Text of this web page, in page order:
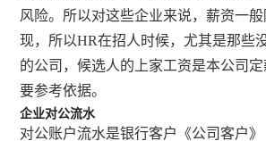
风险。所以对这些企业来说，薪资一
现，所以HR在招人时候，尤其是那些
的公司，候选人的上家工资是本公司
要参考依据。
企业对公流水
对公账户流水是银行客户《公司客户